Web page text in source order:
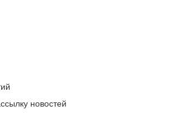
новостей